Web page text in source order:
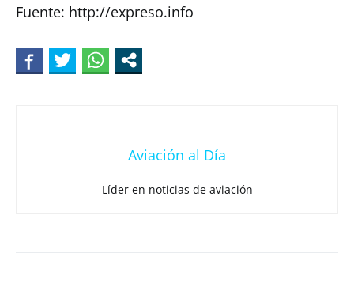
Fuente: http://expreso.info
Aviación al Día
Líder en noticias de aviación